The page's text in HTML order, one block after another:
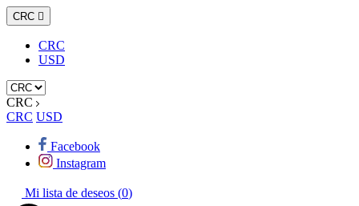
CRC 
CRC
USD
CRC
CRC USD
Facebook
Instagram
Mi lista de deseos (0)